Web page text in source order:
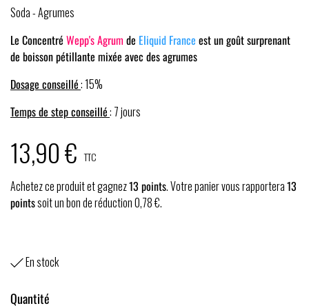
Soda - Agrumes
Le Concentré Wepp's Agrum de Eliquid France est un goût surprenant
de boisson pétillante mixée avec des agrumes
Dosage conseillé: 15%
Temps de step conseillé: 7 jours
13,90 € TTC
Achetez ce produit et gagnez13 points. Votre panier vous rapportera13
pointssoit un bon de réduction0,78 €.
En stock
Quantité